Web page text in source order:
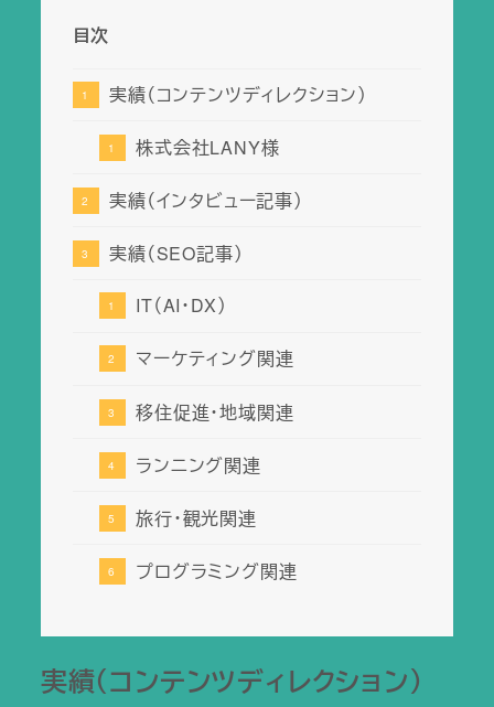
目次
実績（コンテンツディレクション）
株式会社LANY様
実績（インタビュー記事）
実績（SEO記事）
IT（AI・DX）
マーケティング関連
移住促進・地域関連
ランニング関連
旅行・観光関連
プログラミング関連
実績（コンテンツディレクション）